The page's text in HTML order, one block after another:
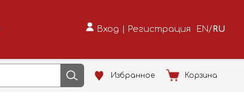
Вход | Регистрация EN /RU
Избранное Корзина